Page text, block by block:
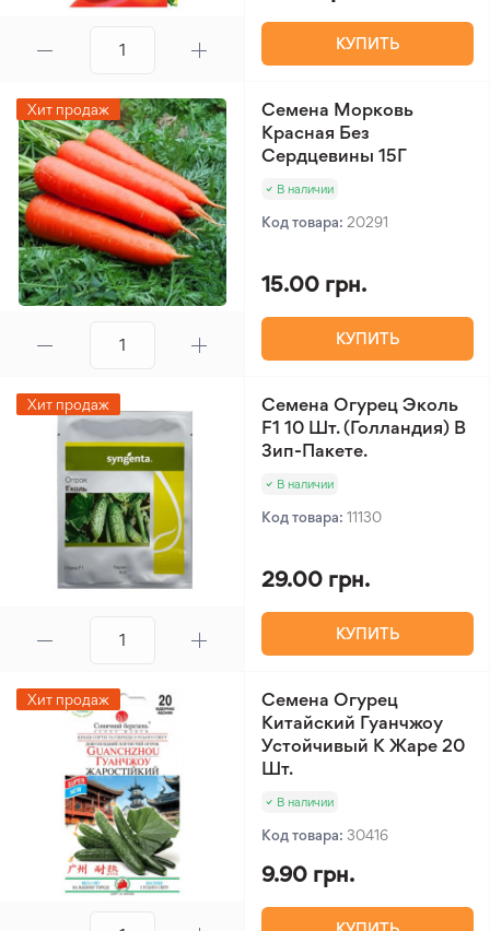
КУПИТЬ
Хит продаж
Семена Морковь
Красная Без
Сердцевины 15Г
В наличии
Код товара: 20291
15.00 грн.
КУПИТЬ
Хит продаж
Семена Огурец Эколь
F1 10 Шт. (Голландия) В
Зип-Пакете.
В наличии
Код товара: 11130
29.00 грн.
КУПИТЬ
Хит продаж
Семена Огурец
Китайский Гуанчжоу
Устойчивый К Жаре 20
Шт.
В наличии
Код товара: 30416
9.90 грн.